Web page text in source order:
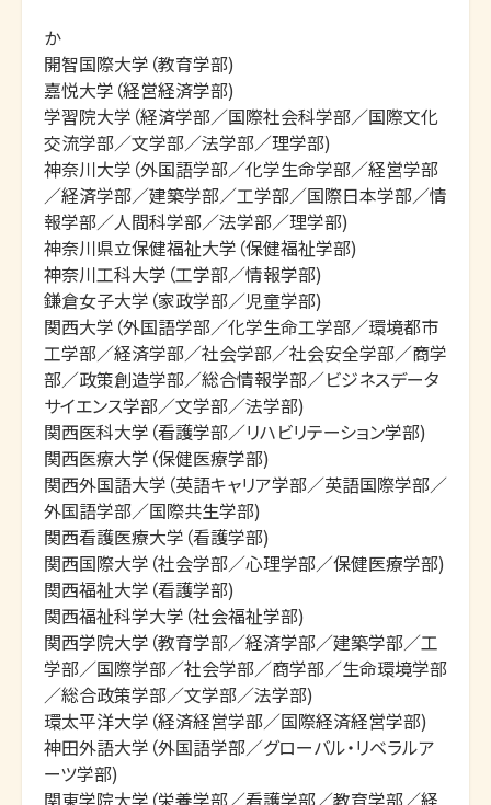
か
開智国際大学（教育学部)
嘉悦大学（経営経済学部)
学習院大学（経済学部／国際社会科学部／国際文化
交流学部／文学部／法学部／理学部)
神奈川大学（外国語学部／化学生命学部／経営学部
／経済学部／建築学部／工学部／国際日本学部／情
報学部／人間科学部／法学部／理学部)
神奈川県立保健福祉大学（保健福祉学部)
神奈川工科大学（工学部／情報学部)
鎌倉女子大学（家政学部／児童学部)
関西大学（外国語学部／化学生命工学部／環境都市
工学部／経済学部／社会学部／社会安全学部／商学
部／政策創造学部／総合情報学部／ビジネスデータ
サイエンス学部／文学部／法学部)
関西医科大学（看護学部／リハビリテーション学部)
関西医療大学（保健医療学部)
関西外国語大学（英語キャリア学部／英語国際学部／
外国語学部／国際共生学部)
関西看護医療大学（看護学部)
関西国際大学（社会学部／心理学部／保健医療学部)
関西福祉大学（看護学部)
関西福祉科学大学（社会福祉学部)
関西学院大学（教育学部／経済学部／建築学部／工
学部／国際学部／社会学部／商学部／生命環境学部
／総合政策学部／文学部／法学部)
環太平洋大学（経済経営学部／国際経済経営学部)
神田外語大学（外国語学部／グローバル・リベラルア
ーツ学部)